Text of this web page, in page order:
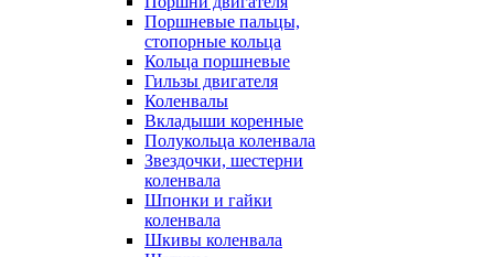
Поршневые пальцы,
стопорные кольца
Кольца поршневые
Гильзы двигателя
Коленвалы
Вкладыши коренные
Полукольца коленвала
Звездочки, шестерни
коленвала
Шпонки и гайки
коленвала
Шкивы коленвала